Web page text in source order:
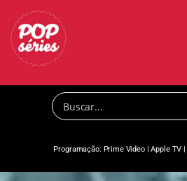
Programação: Prime Video|Apple TV |